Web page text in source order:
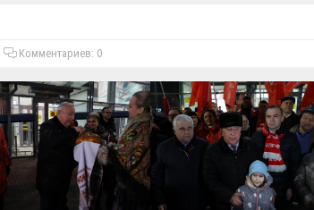
Комментариев: 0